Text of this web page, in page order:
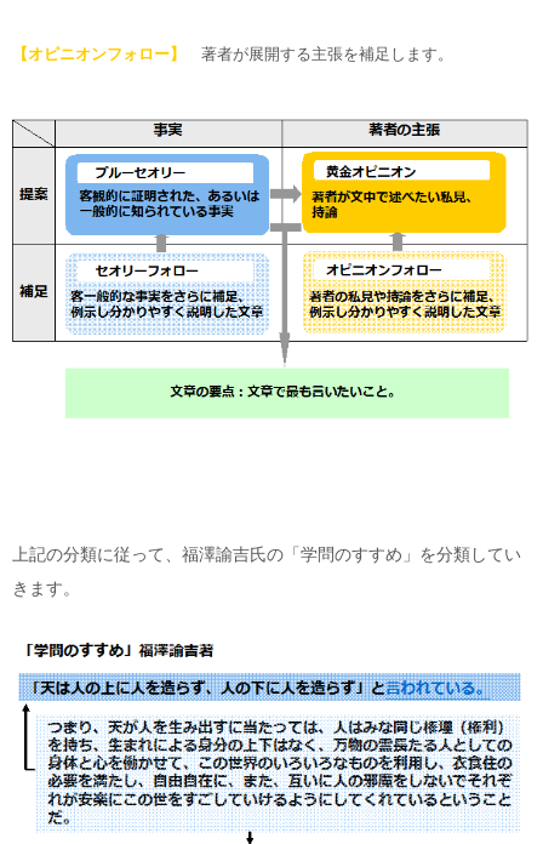
【オピニオンフォロー】 著者が展開する主張を補足します。
上記の分類に従って、福澤諭吉氏の「学問のすすめ」を分類してい
きます。